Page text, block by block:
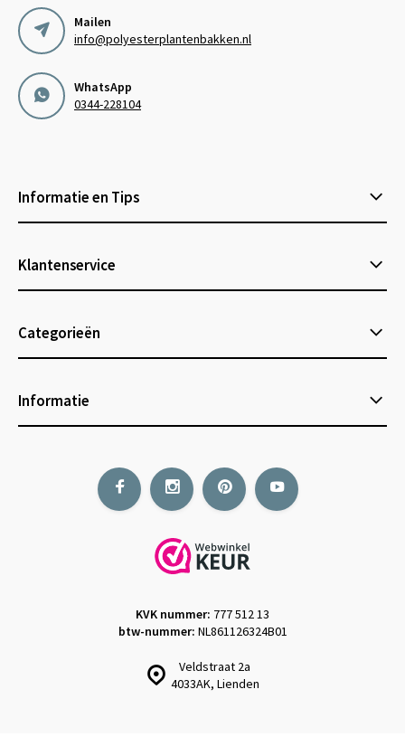
Mailen
info@polyesterplantenbakken.nl
WhatsApp
0344-228104
Informatie en Tips
Klantenservice
Categorieën
Informatie
Veldstraat 2a
4033AK, Lienden
KVK nummer: 777 512 13
btw-nummer: NL861126324B01